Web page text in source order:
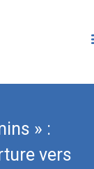
» :
vers